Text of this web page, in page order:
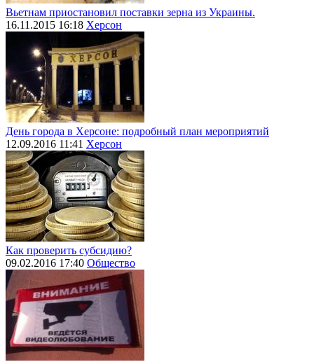
Вьетнам приостановил поставки зерна из Украины.
16.11.2015 16:18 Херсон
День города в Херсоне: подробный план мероприятий
12.09.2016 11:41 Херсон
Как проверить субсидию?
09.02.2016 17:40 Общество